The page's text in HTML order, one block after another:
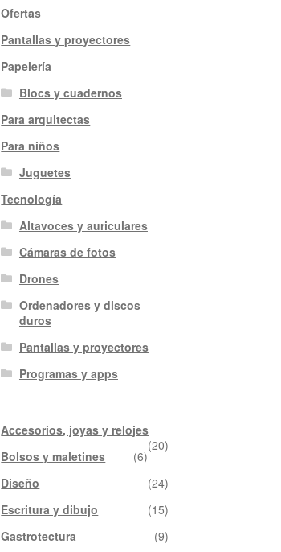
Ofertas
Pantallas y proyectores
Papelería
Blocs y cuadernos
Para arquitectas
Para niños
Juguetes
Tecnología
Altavoces y auriculares
Cámaras de fotos
Drones
Ordenadores y discos
duros
Pantallas y proyectores
Programas y apps
Accesorios, joyas y relojes
(20)
Bolsos y maletines
(6)
Diseño
(24)
Escritura y dibujo
(15)
Gastrotectura
(9)